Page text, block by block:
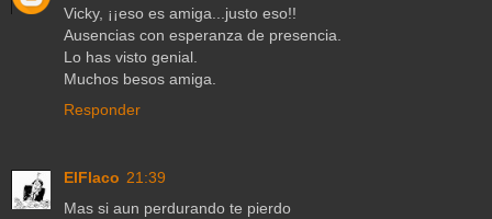
Vicky, ¡¡eso es amiga...justo eso!!
Ausencias con esperanza de presencia.
Lo has visto genial.
Muchos besos amiga.
Responder
ElFlaco 21:39
Mas si aun perdurando te pierdo